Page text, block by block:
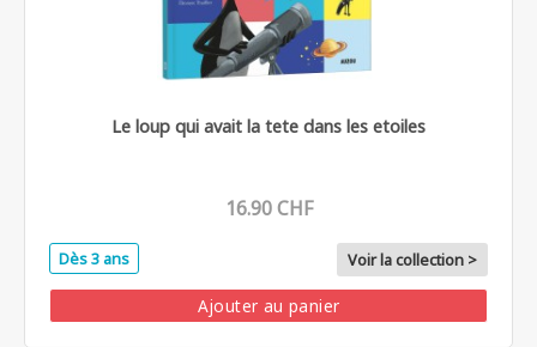
Le loup qui avait la tete dans les etoiles
16.90 CHF
Dès 3 ans Voir la collection >
Ajouter au panier